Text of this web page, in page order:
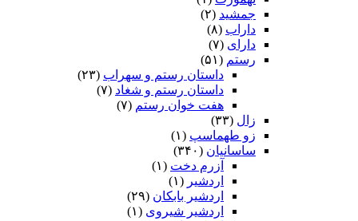
جمشید (۲)
داراب (۸)
دارای (۷)
رستم (۵۱)
داستان رستم و سهراب (۲۳)
داستان رستم و شغاد (۷)
هفت خوان رستم‏ (۷)
زال (۳۳)
زو طهماسپ‏ (۱)
ساسانیان (۳۴۰)
آزرم دخت (۱)
اردشیر (۱)
اردشیر بابکان (۲۹)
اردشیر شیروی (۱)